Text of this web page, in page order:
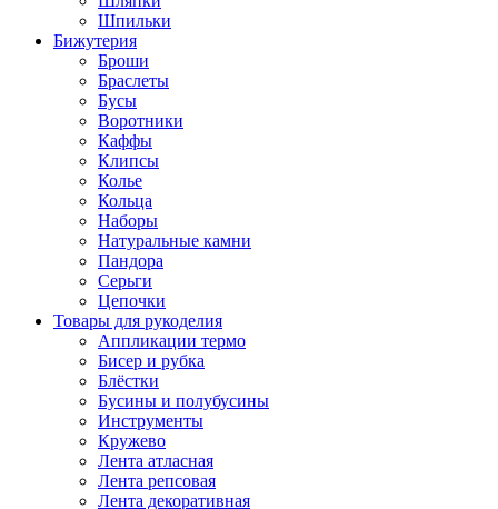
Шпильки
Бижутерия
Броши
Браслеты
Бусы
Воротники
Каффы
Клипсы
Колье
Кольца
Наборы
Натуральные камни
Пандора
Серьги
Цепочки
Товары для рукоделия
Аппликации термо
Бисер и рубка
Блёстки
Бусины и полубусины
Инструменты
Кружево
Лента атласная
Лента репсовая
Лента декоративная